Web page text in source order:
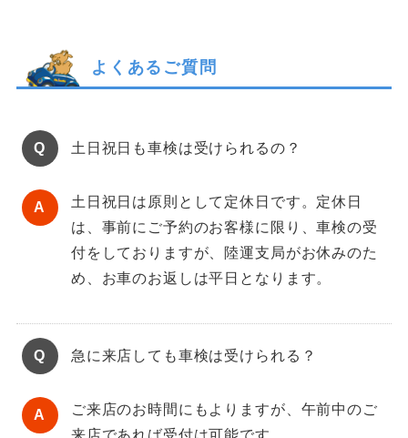
よくあるご質問
土日祝日も車検は受けられるの？
土日祝日は原則として定休日です。定休日
は、事前にご予約のお客様に限り、車検の受
付をしておりますが、陸運支局がお休みのた
め、お車のお返しは平日となります。
急に来店しても車検は受けられる？
ご来店のお時間にもよりますが、午前中のご